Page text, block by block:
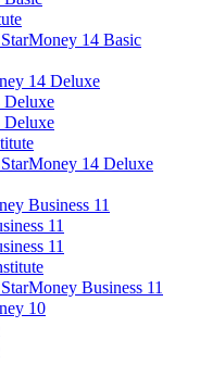
14 Basic
14 Deluxe
14 Deluxe
Business 11
11
11
Business 11
10